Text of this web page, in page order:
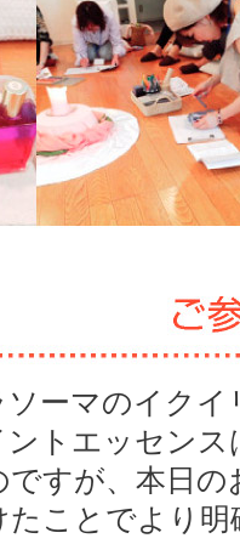
ーマのイクイ
ントエッセン
すが、本日
たことでより